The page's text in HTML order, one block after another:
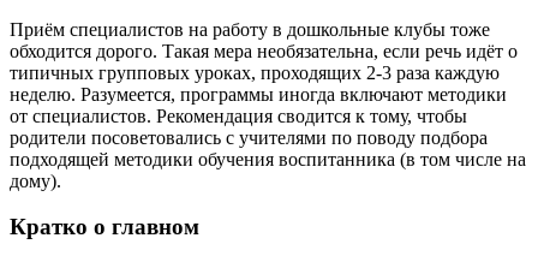
Приём специалистов на работу в дошкольные клубы тоже
обходится дорого. Такая мера необязательна, если речь идёт о
типичных групповых уроках, проходящих 2-3 раза каждую
неделю. Разумеется, программы иногда включают методики
от специалистов. Рекомендация сводится к тому, чтобы
родители посоветовались с учителями по поводу подбора
подходящей методики обучения воспитанника (в том числе на
дому).
Кратко о главном